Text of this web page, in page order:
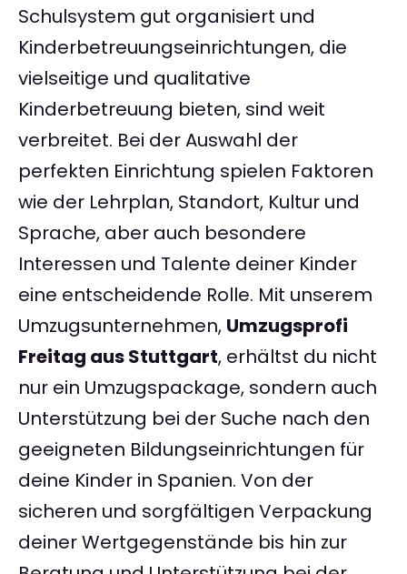
Schulsystem gut organisiert und
Kinderbetreuungseinrichtungen, die
vielseitige und qualitative
Kinderbetreuung bieten, sind weit
verbreitet. Bei der Auswahl der
perfekten Einrichtung spielen Faktoren
wie der Lehrplan, Standort, Kultur und
Sprache, aber auch besondere
Interessen und Talente deiner Kinder
eine entscheidende Rolle. Mit unserem
Umzugsunternehmen, Umzugsprofi
Freitag aus Stuttgart, erhältst du nicht
nur ein Umzugspackage, sondern auch
Unterstützung bei der Suche nach den
geeigneten Bildungseinrichtungen für
deine Kinder in Spanien. Von der
sicheren und sorgfältigen Verpackung
deiner Wertgegenstände bis hin zur